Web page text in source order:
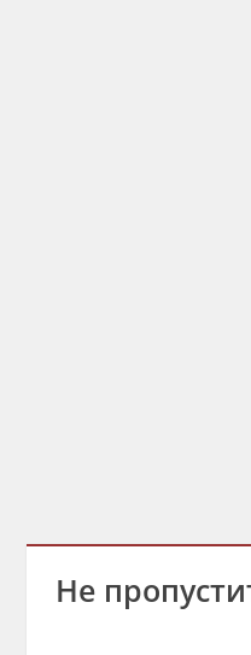
Не